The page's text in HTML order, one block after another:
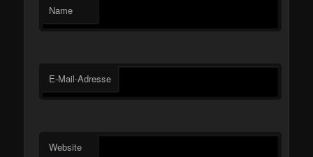
Name
E-Mail-Adresse
Website